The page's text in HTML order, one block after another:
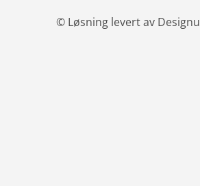
© Løsning levert av Designu